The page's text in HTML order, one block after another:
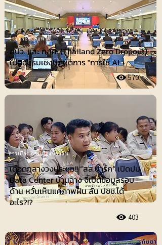
ข่าวประชาสัมพันธ์
สปว. และ กสศ. (Thailand Zero Dropout)
เปิดอบรมเชิงปฏิบัติการ "การใช้ AI +
570
เดือดกลางวงประชุม!! “สส.ปาร์ค” เปิดปม
Data Center บ้านฉาง จี้เปิดข้อมูลรอบ
ด้าน หวั่นเห็นแค่ภาพฝัน ลั่น ปชช.ได้
อะไร?!?
403
การเมือง-การเมืองท้องถิ่น